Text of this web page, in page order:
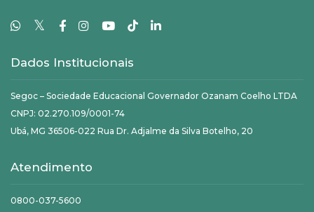
𝕏
Dados Institucionais
Segoc – Sociedade Educacional Governador Ozanam Coelho LTDA
CNPJ: 02.270.109/0001-74
Ubá, MG 36506-022 Rua Dr. Adjalme da Silva Botelho, 20
Atendimento
0800-037-5600